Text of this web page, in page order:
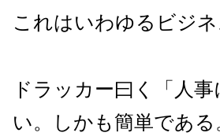
これはいわゆるビジネ
ドラッカー曰く「人
い。しかも簡単であ